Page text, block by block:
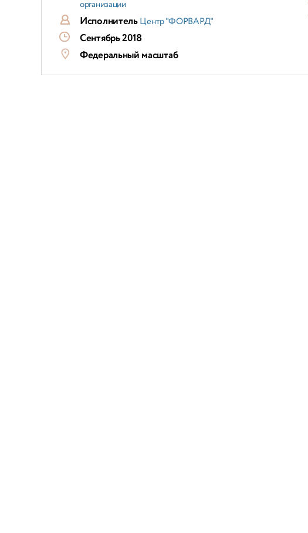
организации
ИсполнительЦентр "ФОРВАРД"
Сентябрь 2018
Федеральный масштаб